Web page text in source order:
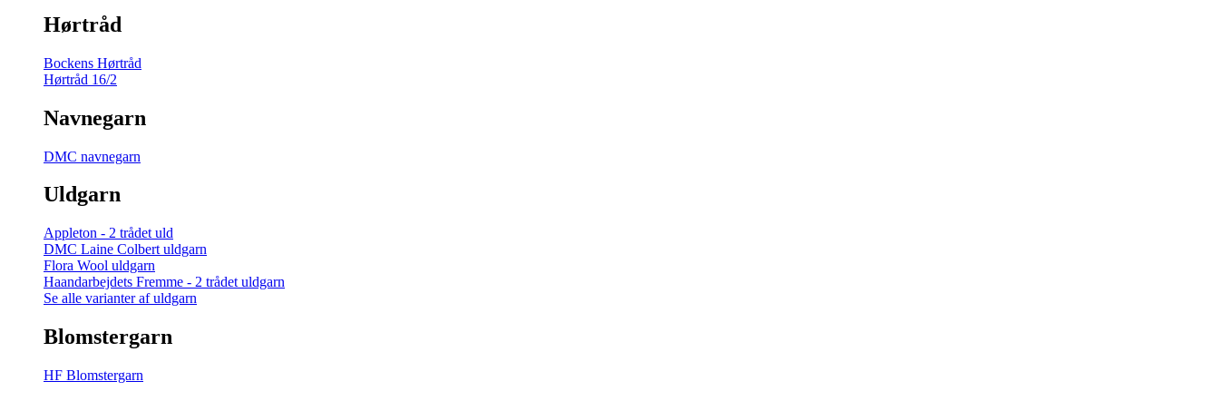
Hørtråd
Bockens Hørtråd
Hørtråd 16/2
Navnegarn
DMC navnegarn
Uldgarn
Appleton - 2 trådet uld
DMC Laine Colbert uldgarn
Flora Wool uldgarn
Haandarbejdets Fremme - 2 trådet uldgarn
Se alle varianter af uldgarn
Blomstergarn
HF Blomstergarn